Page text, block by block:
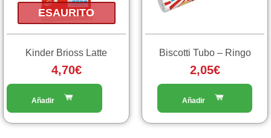
ESAURITO
Kinder Brioss Latte
4,70€
Biscotti Tubo – Ringo
2,05€
possono
nella